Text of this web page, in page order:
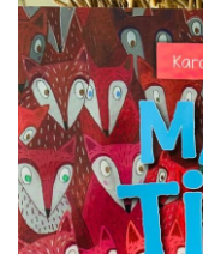
14 Nisan 2024 By